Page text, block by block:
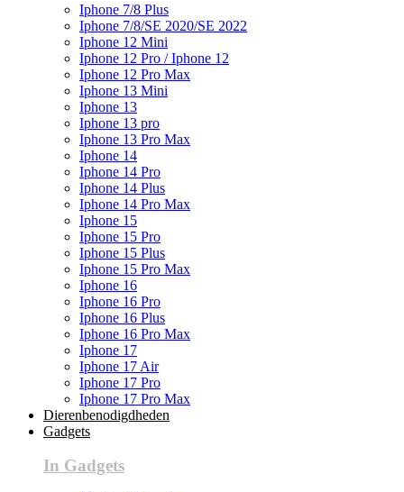
Iphone 7/8 Plus
Iphone 7/8/SE 2020/SE 2022
Iphone 12 Mini
Iphone 12 Pro / Iphone 12
Iphone 12 Pro Max
Iphone 13 Mini
Iphone 13
Iphone 13 pro
Iphone 13 Pro Max
Iphone 14
Iphone 14 Pro
Iphone 14 Plus
Iphone 14 Pro Max
Iphone 15
Iphone 15 Pro
Iphone 15 Plus
Iphone 15 Pro Max
Iphone 16
Iphone 16 Pro
Iphone 16 Plus
Iphone 16 Pro Max
Iphone 17
Iphone 17 Air
Iphone 17 Pro
Iphone 17 Pro Max
Dierenbenodigdheden
Gadgets
In Gadgets